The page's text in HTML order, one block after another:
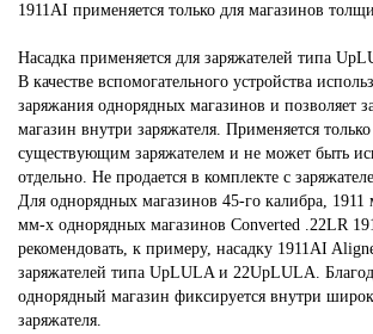
1911AI применяется только для магазинов
Насадка применяется для заряжателей типа
В качестве вспомогательного устройства
заряжания однорядных магазинов и позволяет
магазин внутри заряжателя. Применяется
существующим заряжателем и не может быть
отдельно. Не продается в комплекте с
Для однорядных магазинов 45-го калибра, 1911
мм-х однорядных магазинов Converted .22LR
рекомендовать, к примеру, насадку 1911AI
заряжателей типа UpLULA и 22UpLULA.
однорядный магазин фиксируется внутри
заряжателя.